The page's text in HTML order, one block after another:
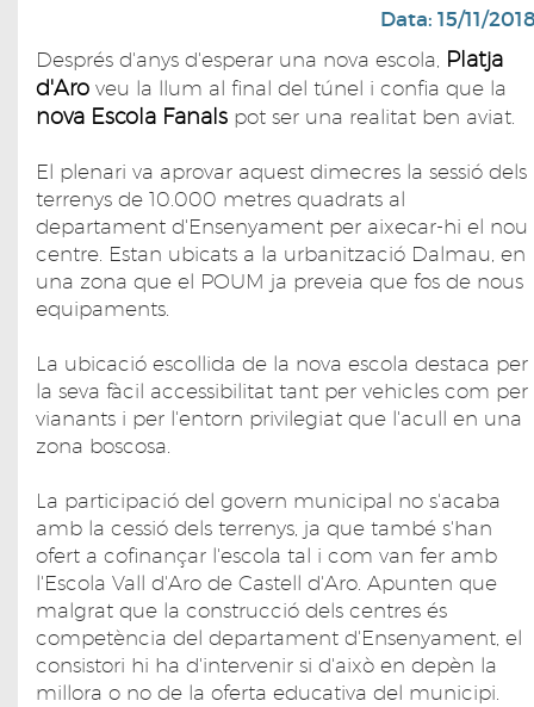
Data: 15/11/
Després d'anys d'esperar una nova escola, Platja
d'Aro veu la llum al final del túnel i confia que la
nova Escola Fanals pot ser una realitat ben aviat.
El plenari va aprovar aquest dimecres la sessió dels
terrenys de 10.000 metres quadrats al
departament d'Ensenyament per aixecar-hi el nou
centre. Estan ubicats a la urbanització Dalmau, en
una zona que el POUM ja preveia que fos de nous
equipaments.
La ubicació escollida de la nova escola destaca per
la seva fàcil accessibilitat tant per vehicles com per
vianants i per l'entorn privilegiat que l'acull en una
zona boscosa.
La participació del govern municipal no s'acaba
amb la cessió dels terrenys, ja que també s'han
ofert a cofinançar l'escola tal i com van fer amb
l'Escola Vall d'Aro de Castell d'Aro. Apunten que
malgrat que la construcció dels centres és
competència del departament d'Ensenyament, el
consistori hi ha d'intervenir si d'això en depèn la
millora o no de la oferta educativa del municipi.